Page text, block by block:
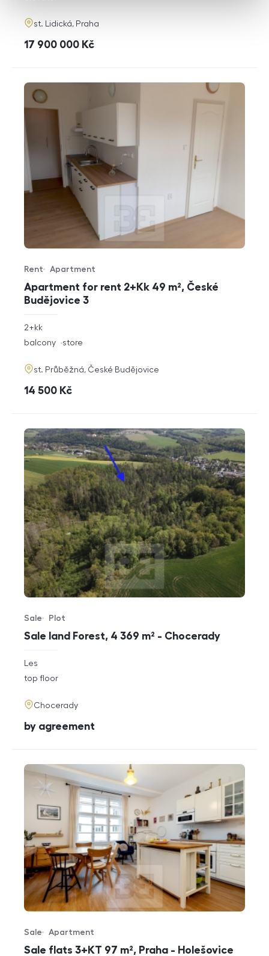
adresa
st. Lidická, Praha
cena
17 900 000 Kč
Apartment for rent 2+Kk 49 m², České
Budějovice 3
Offer type
Rent
Property type
Apartment
rozměry
disposition
2+kk
funkce
balcony store
adresa
st. Průběžná, České Budějovice
cena
14 500 Kč
Sale land Forest, 4 369 m² - Chocerady
Offer type
Sale
Property type
Plot
rozměry
disposition
Les
funkce
top floor
adresa
Chocerady
cena
by agreement
Sale flats 3+KT 97 m², Praha - Holešovice
Offer type
Sale
Property type
Apartment